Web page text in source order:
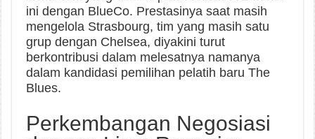
ini dengan BlueCo. Prestasinya saat masih
mengelola Strasbourg, tim yang masih satu
grup dengan Chelsea, diyakini turut
berkontribusi dalam melesatnya namanya
dalam kandidasi pemilihan pelatih baru The
Blues.
Perkembangan Negosiasi